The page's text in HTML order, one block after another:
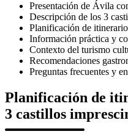
Presentación de Ávila
Descripción de los 3
Planificación de
Información práctica y
Contexto del turismo
Recomendaciones
Preguntas frecuentes y
Planificación de
3 castillos